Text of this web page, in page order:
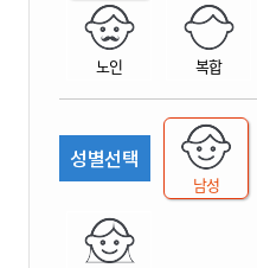
노인 복합
성별선택
남성